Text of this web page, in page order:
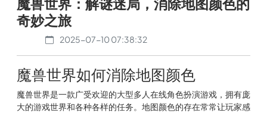
奇妙之旅
2025-07-10 07:38:32
魔兽世界如何消除地图颜色
魔兽世界是一款广受欢迎的大型多人在线角色扮演游戏，拥有庞
大的游戏世界和各种各样的任务。地图颜色的存在常常让玩家感